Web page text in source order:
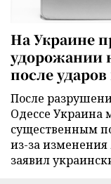
На Украине
удорожании
после
После
Одессе Украина
существенным
из-за
заявил